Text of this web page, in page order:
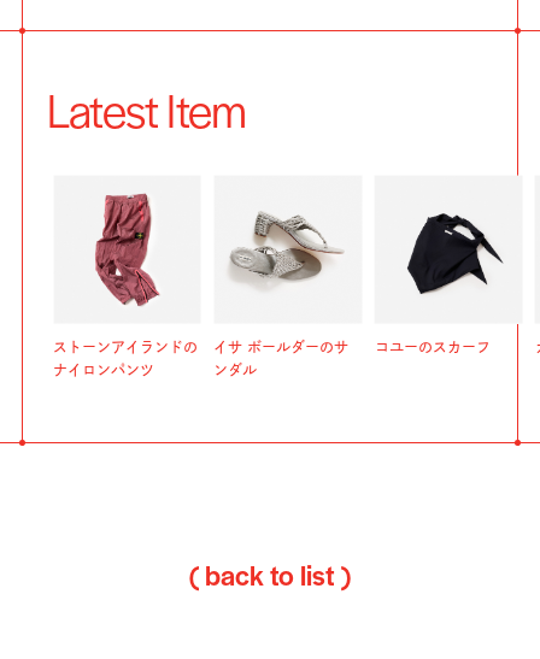
Latest Item
ストーンアイランドの
ナイロンパンツ
イサ ボールダーのサ
ンダル
コユーのスカーフ
( back to list )